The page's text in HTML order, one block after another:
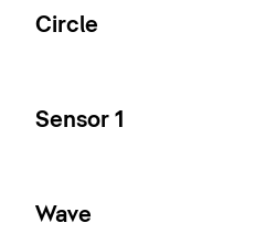
Circle
Sensor 1
Wave